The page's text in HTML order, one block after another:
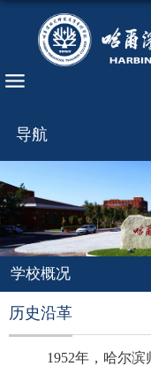
导航
学校概况
历史沿革
1952年，哈尔滨